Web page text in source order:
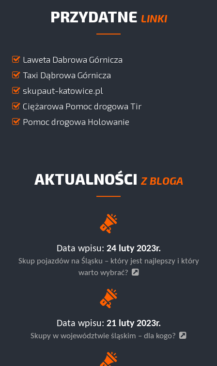
PRZYDATNE LINKI
Laweta Dabrowa Górnicza
Taxi Dąbrowa Górnicza
skupaut-katowice.pl
Ciężarowa Pomoc drogowa Tir
Pomoc drogowa Holowanie
AKTUALNOŚCI Z BLOGA
Data wpisu: 24 luty 2023r.
Skup pojazdów na Śląsku – który jest najlepszy i który
warto wybrać?
Data wpisu: 21 luty 2023r.
Skupy w województwie śląskim – dla kogo?